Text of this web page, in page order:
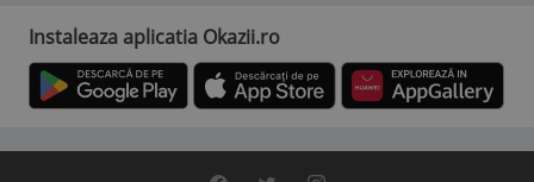
Instaleaza aplicatia Okazii.ro